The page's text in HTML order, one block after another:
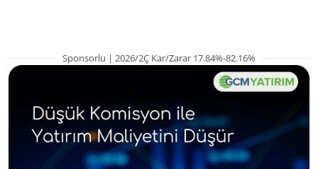
Sponsorlu | 2026/2Ç Kar/Zarar 17.84%-82.16%